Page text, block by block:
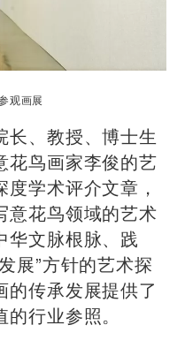
观画展
长、教授、博士生
花鸟画家李俊的艺
学术评介文章，
意花鸟领域的艺术
华文脉根脉、践
展”方针的艺术探
的传承发展提供了
行业参照。